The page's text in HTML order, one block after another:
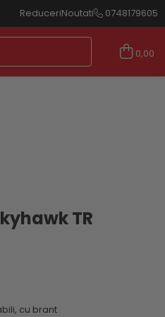
ReduceriNoutati 0748179605
0,00
TR
cu brant